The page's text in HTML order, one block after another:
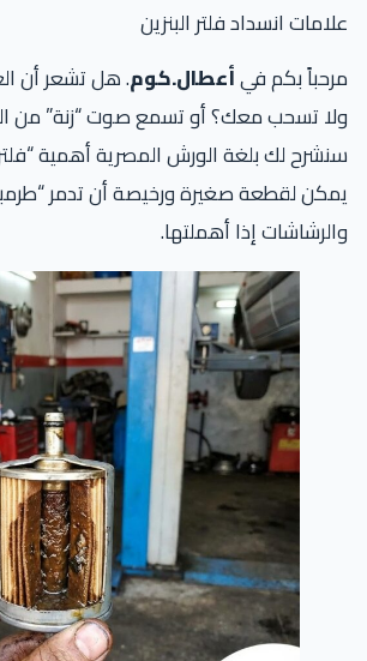
انسداد فلتر البنزين
بكم فيأعطال.كوم. هل تشعر أن
تسحب معك؟ أو تسمع صوت “زنة” من
لك بلغة الورش المصرية أهمية “فلتر
لقطعة صغيرة ورخيصة أن تدمر “طرمبة
إذا أهملتها.